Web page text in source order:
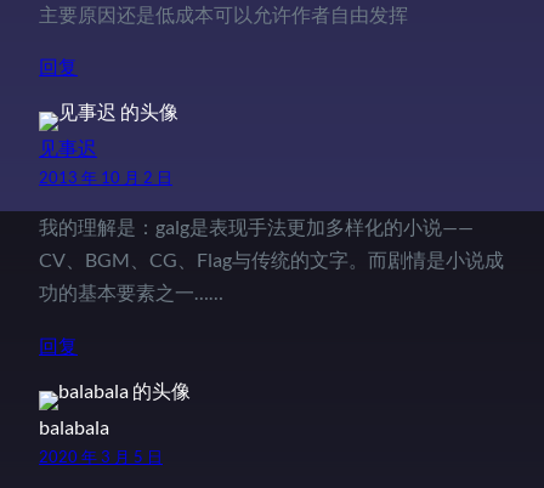
主要原因还是低成本可以允许作者自由发挥
回复
见事迟
2013 年 10 月 2 日
我的理解是：galg是表现手法更加多样化的小说——
CV、BGM、CG、Flag与传统的文字。而剧情是小说成
功的基本要素之一……
回复
balabala
2020 年 3 月 5 日